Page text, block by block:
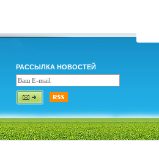
РАССЫЛКА НОВОСТЕЙ